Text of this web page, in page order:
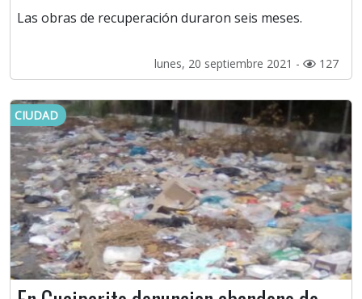
Las obras de recuperación duraron seis meses.
lunes, 20 septiembre 2021 - 127
CIUDAD